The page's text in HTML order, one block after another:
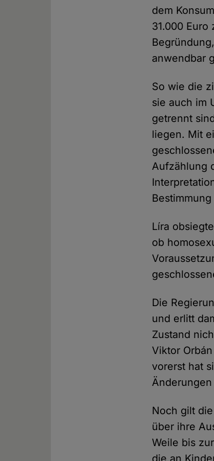
dem
31.000
anwendbar
So wie die
sie auch im
getrennt
liegen. Mit
Aufzählung
Líra
ob
Die
und erlitt
Zustand
Viktor
vorerst hat
Noch gilt
über ihre
Weile bis